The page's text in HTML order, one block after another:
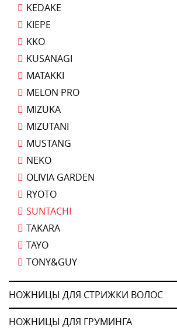
KEDAKE
KIEPE
KKO
KUSANAGI
MATAKKI
MELON PRO
MIZUKA
MIZUTANI
MUSTANG
NEKO
OLIVIA GARDEN
RYOTO
SUNTACHI
TAKARA
TAYO
TONY&GUY
НОЖНИЦЫ ДЛЯ СТРИЖКИ ВОЛОС
НОЖНИЦЫ ДЛЯ ГРУМИНГА